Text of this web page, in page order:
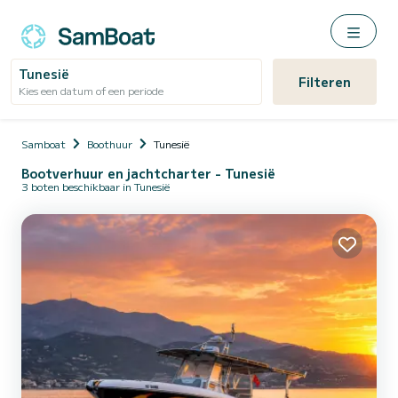
Tunesië
Kies een datum of een periode Filteren
Samboat Boothuur Tunesië
Bootverhuur en jachtcharter - Tunesië
3 boten beschikbaar in Tunesië